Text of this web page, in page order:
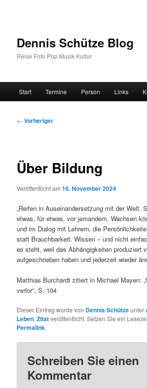
Dennis Schütze Blog
Reise Foto Pop Musik Kultur
Start Termine Person Links
Beitragsnavigation
← Vorheriger
Über Bildung
Veröffentlicht am16. November 2024
„Reifen in Auseinandersetzung mit der Welt.
etwas, für etwas, vor jemandem. Wachsen
und im Dialog mit Lehrern, die
statt Brauchbarkeit. Wissen – und nicht
es steht, weil das Abhängigkeiten produziert
aufgeschrieben haben und jederzeit wieder
Matthias Burchardt zitiert in Michael Mayen:
verlor“, S. 104
Dieser Eintrag wurde von Dennis Schützeunter
Leben,Zitatveröffentlicht. Setzen Sie ein
Permalink.
Schreiben Sie einen
Kommentar